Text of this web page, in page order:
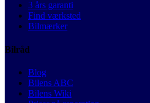
3 års garanti
Find værksted
Bilmærker
Bilråd
Blog
Bilens ABC
Bilens Wiki